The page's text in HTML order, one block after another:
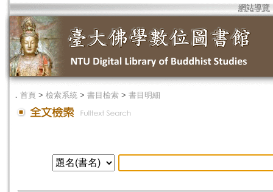
網站導覽
． 首頁 > 檢索系統 > 書目檢索 > 書目明細